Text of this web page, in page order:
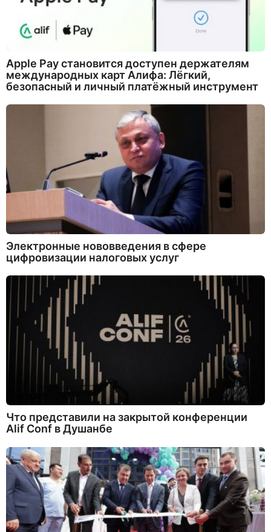
Apple Pay становится доступен держателям
международных карт Алифа: Лёгкий,
безопасный и личный платёжный инструмент
Электронные нововведения в сфере
цифровизации налоговых услуг
Что представили на закрытой конференции
Alif Conf в Душанбе